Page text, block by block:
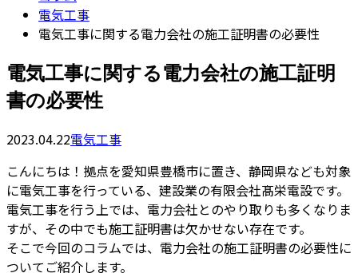
電気工事
電気工事に関する電力会社の施工証明書の必要性
電気工事に関する電力会社の施工証明
書の必要性
2023.04.22電気工事
こんにちは！拠点を愛知県豊橋市に置き、静岡県なども対象
に電気工事を行っている、建設業の有限会社髙栄電設です。
電気工事を行う上では、電力会社とのやり取りも多くなりま
すが、その中でも施工証明書は欠かせない存在です。
そこで今回のコラムでは、電力会社の施工証明書の必要性に
ついてご紹介します。